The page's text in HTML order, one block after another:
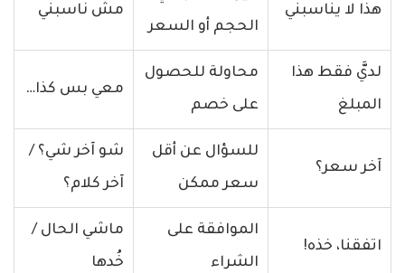
هذا لا يناسبني
الحجم أو السعر
مش ناسبني
لديَّ فقط هذا
المبلغ
محاولة للحصول
على خصم
معي بس كذا…
آخر سعر؟
للسؤال عن أقل
سعر ممكن
شو آخر شي؟ /
آخر كلام؟
اتفقنا، خذه!
الموافقة على
الشراء
ماشي الحال /
خُدها